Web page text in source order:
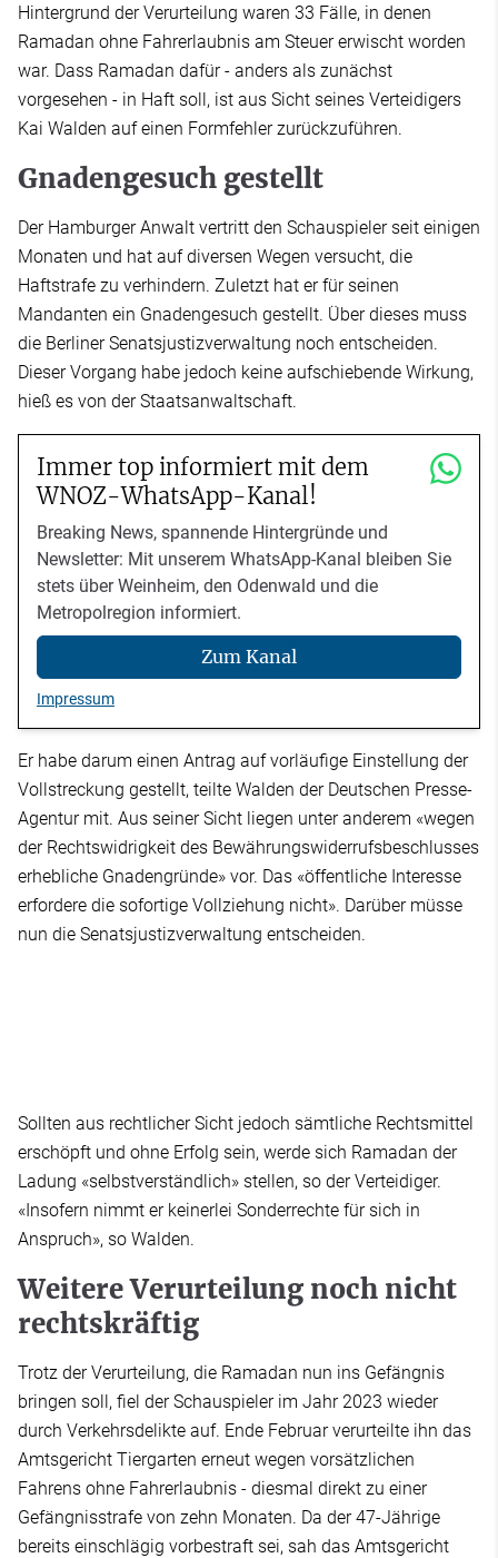
Hintergrund der Verurteilung waren 33 Fälle, in denen
Ramadan ohne Fahrerlaubnis am Steuer erwischt worden
war. Dass Ramadan dafür - anders als zunächst
vorgesehen - in Haft soll, ist aus Sicht seines Verteidigers
Kai Walden auf einen Formfehler zurückzuführen.
Gnadengesuch gestellt
Der Hamburger Anwalt vertritt den Schauspieler seit einigen
Monaten und hat auf diversen Wegen versucht, die
Haftstrafe zu verhindern. Zuletzt hat er für seinen
Mandanten ein Gnadengesuch gestellt. Über dieses muss
die Berliner Senatsjustizverwaltung noch entscheiden.
Dieser Vorgang habe jedoch keine aufschiebende Wirkung,
hieß es von der Staatsanwaltschaft.
Immer top informiert mit dem
WNOZ-WhatsApp-Kanal!
Breaking News, spannende Hintergründe und
Newsletter: Mit unserem WhatsApp-Kanal bleiben Sie
stets über Weinheim, den Odenwald und die
Metropolregion informiert.
Zum Kanal
Impressum
Er habe darum einen Antrag auf vorläufige Einstellung der
Vollstreckung gestellt, teilte Walden der Deutschen Presse-
Agentur mit. Aus seiner Sicht liegen unter anderem «wegen
der Rechtswidrigkeit des Bewährungswiderrufsbeschlusses
erhebliche Gnadengründe» vor. Das «öffentliche Interesse
erfordere die sofortige Vollziehung nicht». Darüber müsse
nun die Senatsjustizverwaltung entscheiden.
Sollten aus rechtlicher Sicht jedoch sämtliche Rechtsmittel
erschöpft und ohne Erfolg sein, werde sich Ramadan der
Ladung «selbstverständlich» stellen, so der Verteidiger.
«Insofern nimmt er keinerlei Sonderrechte für sich in
Anspruch», so Walden.
Weitere Verurteilung noch nicht
rechtskräftig
Trotz der Verurteilung, die Ramadan nun ins Gefängnis
bringen soll, fiel der Schauspieler im Jahr 2023 wieder
durch Verkehrsdelikte auf. Ende Februar verurteilte ihn das
Amtsgericht Tiergarten erneut wegen vorsätzlichen
Fahrens ohne Fahrerlaubnis - diesmal direkt zu einer
Gefängnisstrafe von zehn Monaten. Da der 47-Jährige
bereits einschlägig vorbestraft sei, sah das Amtsgericht